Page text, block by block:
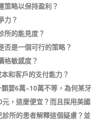
策略以保持盈利？
力？
所的能見度？
否是一個可行的策略？
格敏感度？
和客戶的支付能力？
要6萬~10萬不等，為何某牙
，這麼便宜？而且採用美國
所的患者解釋這個疑慮？並